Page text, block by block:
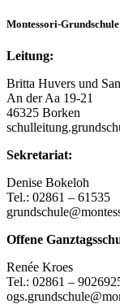
Montessori-Grundschule
Leitung:
Britta Huvers und
An der Aa 19-21
46325 Borken
Sekretariat:
Denise Bokeloh
Tel.: 02861 – 61535
Offene
Renée Kroes
Tel.: 02861 –